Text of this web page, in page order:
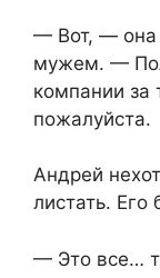
— Вот, — она
мужем. —
компании за
пожалуйста.
Андрей
листать. Его
— Это все…